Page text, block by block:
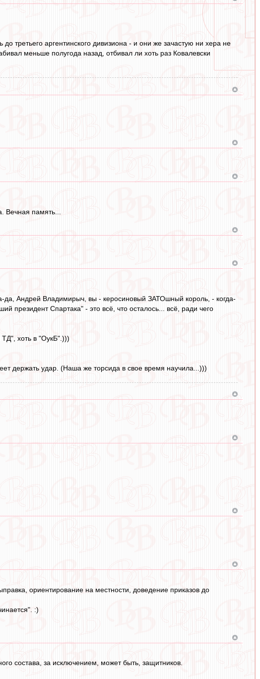
третьего аргентинского дивизиона - и они же зачастую ни хера не
меньше полугода назад, отбивал ли хоть раз Ковалевски
Вечная память...
да, Андрей Владимирыч, вы - керосиновый ЗАТОшный король, - когда-
президент Спартака" - это всё, что осталось... всё, ради чего
хоть в "ОукБ".)))
держать удар. (Наша же торсида в свое время научила...)))
ориентирование на местности, доведение приказов до
:)
состава, за исключением, может быть, защитников.